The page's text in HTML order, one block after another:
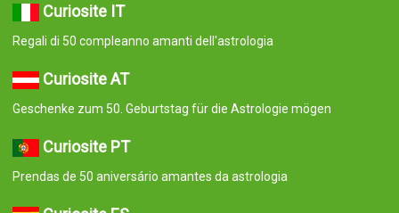
Curiosite IT
Regali di 50 compleanno amanti dell'astrologia
Curiosite AT
Geschenke zum 50. Geburtstag für die Astrologie mögen
Curiosite PT
Prendas de 50 aniversário amantes da astrologia